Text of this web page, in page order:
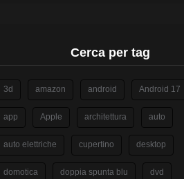
Cerca per tag
3d amazon android Android 17
app Apple architettura auto
auto elettriche cupertino desktop
domotica doppia spunta blu dvd